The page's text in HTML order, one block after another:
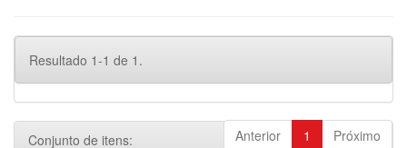
Resultado 1-1 de 1.
Anterior 1 Próximo
Conjunto de itens: